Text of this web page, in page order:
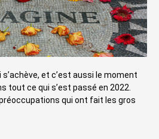
s’achève, et c’est aussi le moment
tout ce qui s’est passé en 2022.
qui ont fait les gros